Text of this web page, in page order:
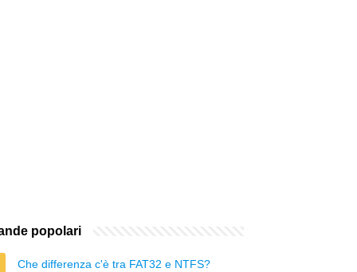
popolari
Che differenza c'è tra FAT32 e NTFS?